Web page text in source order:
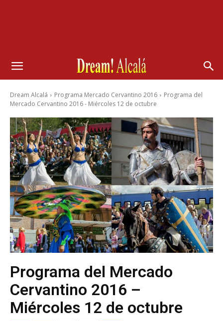
Dream Alcalá Programa Mercado Cervantino 2016
Programa del
Mercado Cervantino 2016 - Miércoles 12 de octubre
Programa del Mercado
Cervantino 2016 –
Miércoles 12 de octubre